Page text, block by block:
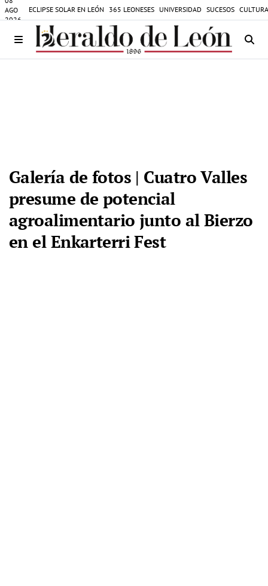
AGO
2026
ECLIPSE SOLAR EN LEÓN 365 LEONESES UNIVERSIDAD SUCESOS
Galería de fotos | Cuatro Valles
presume de potencial
agroalimentario junto al Bierzo
en el Enkarterri Fest